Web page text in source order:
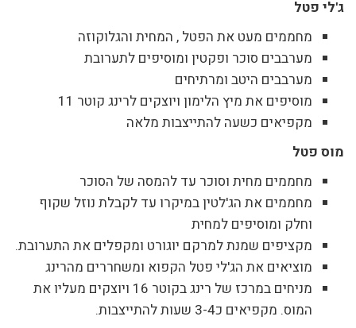
ג'לי פטל
מחממים מעט את הפטל , המחית והגלוקוזה
מערבבים סוכר ופקטין ומוסיפים לתערובת
מערבבים היטב ומרתיחים
מוסיפים את מיץ הלימון ויוצקים לרינג קוטר 11
מקפיאים כשעה להתייצבות מלאה
מוס פטל
מחממים מחית וסוכר עד להמסה של הסוכר
מחממים את הג'לטין במיקרו עד לקבלת נוזל שקוף
וחלק ומוסיפים למחית
מקציפים שמנת למרקם יוגורט ומקפלים את התערובת.
מוציאים את הג'לי פטל הקפוא ומשחררים מהרינג
מניחים במרכז של רינג בקוטר 16 ויוצקים מעליו את
המוס. מקפיאים כ3-4 שעות להתייצבות.